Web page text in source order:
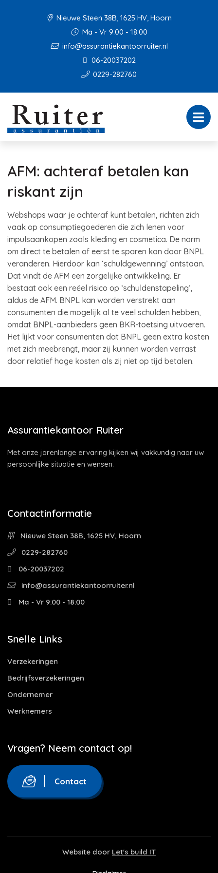
Nieuwe Steen 38B, 1625 HV, Hoorn
Ma - Vr 9:00 - 18:00
info@assurantiekantoorruiter.nl
06-20037202
0229-282760
AFM: achteraf betalen kan
riskant zijn
Webshops waar je achteraf kunt betalen, richten zich
vaak op consumptiegoederen die zich lenen voor
impulsaankopen zoals kleding en cosmetica. De norm
om direct te betalen of eerst te sparen kan door BNPL
veranderen. Hierdoor kan ‘schuldgewenning’ ontstaan.
Dat vindt de AFM een zorgelijke ontwikkeling. Er
bestaat ook een reëel risico op ‘schuldenstapeling’,
aldus de AFM. BNPL kan worden verstrekt aan
consumenten die mogelijk al te veel schulden hebben,
omdat BNPL-aanbieders geen BKR-toetsing uitvoeren.
Het lijkt voor consumenten dat BNPL geen extra kosten
met zich meebrengt, maar zij kunnen worden verrast
door relatief hoge kosten als zij niet op tijd betalen.
Assurantiekantoor Ruiter
Met onze jarenlange ervaring kijken wij vakkundig naar uw
persoonlijke situatie en wensen.
Contactinformatie
Nieuwe Steen 38B, 1625 HV, Hoorn
0229-282760
06-20037202
info@assurantiekantoorruiter.nl
Ma - Vr 9:00 - 18:00
Snelle Links
Verzekeringen
Bedrijfsverzekeringen
Ondernemer
Werknemers
Vragen? Neem contact op!
Contact
Website door Let's build IT